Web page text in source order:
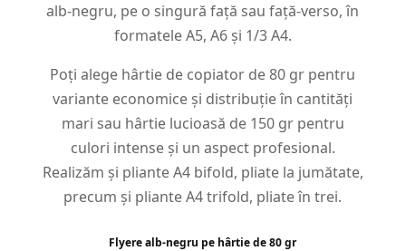
alb-negru, pe o singură față sau față-verso, în
formatele A5, A6 și 1/3 A4.
Poți alege hârtie de copiator de 80 gr pentru
variante economice și distribuție în cantități
mari sau hârtie lucioasă de 150 gr pentru
culori intense și un aspect profesional.
Realizăm și pliante A4 bifold, pliate la jumătate,
precum și pliante A4 trifold, pliate în trei.
Flyere alb-negru pe hârtie de 80 gr